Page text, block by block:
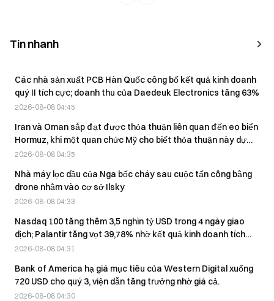
Tin nhanh
Các nhà sản xuất PCB Hàn Quốc công bố kết quả kinh doanh
quý II tích cực; doanh thu của Daedeuk Electronics tăng 63%
2026-08-08 04:45
Iran và Oman sắp đạt được thỏa thuận liên quan đến eo biển
Hormuz, khi một quan chức Mỹ cho biết thỏa thuận này dự
kiến sẽ sớm đạt được.
2026-08-08 04:35
Nhà máy lọc dầu của Nga bốc cháy sau cuộc tấn công bằng
drone nhằm vào cơ sở Ilsky
2026-08-08 04:33
Nasdaq 100 tăng thêm 3,5 nghìn tỷ USD trong 4 ngày giao
dịch; Palantir tăng vọt 39,78% nhờ kết quả kinh doanh tích
cực
2026-08-08 04:31
Bank of America hạ giá mục tiêu của Western Digital xuống
720 USD cho quý 3, viện dẫn tăng trưởng nhờ giá cả.
2026-08-08 04:30